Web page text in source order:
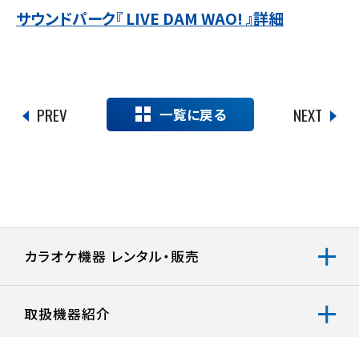
サウンドパーク『 LIVE DAM WAO! 』詳細
PREV NEXT
一覧に戻る
カラオケ機器 レンタル・販売
取扱機器紹介